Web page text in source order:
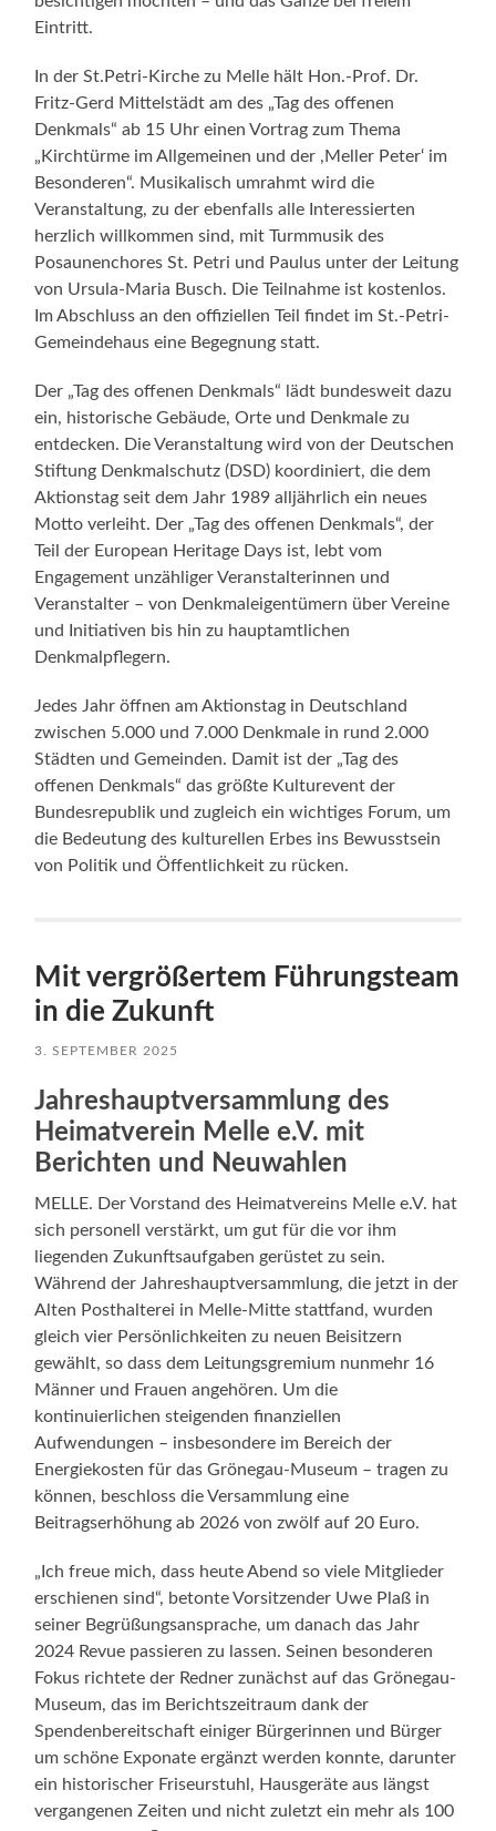
Eintritt.
In der St.Petri-Kirche zu Melle hält Hon.-Prof. Dr.
Fritz-Gerd Mittelstädt am des „Tag des offenen
Denkmals“ ab 15 Uhr einen Vortrag zum Thema
„Kirchtürme im Allgemeinen und der ,Meller Peter‘ im
Besonderen“. Musikalisch umrahmt wird die
Veranstaltung, zu der ebenfalls alle Interessierten
herzlich willkommen sind, mit Turmmusik des
Posaunenchores St. Petri und Paulus unter der Leitung
von Ursula-Maria Busch. Die Teilnahme ist kostenlos.
Im Abschluss an den offiziellen Teil findet im St.-Petri-
Gemeindehaus eine Begegnung statt.
Der „Tag des offenen Denkmals“ lädt bundesweit dazu
ein, historische Gebäude, Orte und Denkmale zu
entdecken. Die Veranstaltung wird von der Deutschen
Stiftung Denkmalschutz (DSD) koordiniert, die dem
Aktionstag seit dem Jahr 1989 alljährlich ein neues
Motto verleiht. Der „Tag des offenen Denkmals“, der
Teil der European Heritage Days ist, lebt vom
Engagement unzähliger Veranstalterinnen und
Veranstalter – von Denkmaleigentümern über Vereine
und Initiativen bis hin zu hauptamtlichen
Denkmalpflegern.
Jedes Jahr öffnen am Aktionstag in Deutschland
zwischen 5.000 und 7.000 Denkmale in rund 2.000
Städten und Gemeinden. Damit ist der „Tag des
offenen Denkmals“ das größte Kulturevent der
Bundesrepublik und zugleich ein wichtiges Forum, um
die Bedeutung des kulturellen Erbes ins Bewusstsein
von Politik und Öffentlichkeit zu rücken.
Mit vergrößertem Führungsteam
in die Zukunft
3. SEPTEMBER 2025
Jahreshauptversammlung des
Heimatverein Melle e.V. mit
Berichten und Neuwahlen
MELLE. Der Vorstand des Heimatvereins Melle e.V. hat
sich personell verstärkt, um gut für die vor ihm
liegenden Zukunftsaufgaben gerüstet zu sein.
Während der Jahreshauptversammlung, die jetzt in der
Alten Posthalterei in Melle-Mitte stattfand, wurden
gleich vier Persönlichkeiten zu neuen Beisitzern
gewählt, so dass dem Leitungsgremium nunmehr 16
Männer und Frauen angehören. Um die
kontinuierlichen steigenden finanziellen
Aufwendungen – insbesondere im Bereich der
Energiekosten für das Grönegau-Museum – tragen zu
können, beschloss die Versammlung eine
Beitragserhöhung ab 2026 von zwölf auf 20 Euro.
„Ich freue mich, dass heute Abend so viele Mitglieder
erschienen sind“, betonte Vorsitzender Uwe Plaß in
seiner Begrüßungsansprache, um danach das Jahr
2024 Revue passieren zu lassen. Seinen besonderen
Fokus richtete der Redner zunächst auf das Grönegau-
Museum, das im Berichtszeitraum dank der
Spendenbereitschaft einiger Bürgerinnen und Bürger
um schöne Exponate ergänzt werden konnte, darunter
ein historischer Friseurstuhl, Hausgeräte aus längst
vergangenen Zeiten und nicht zuletzt ein mehr als 100